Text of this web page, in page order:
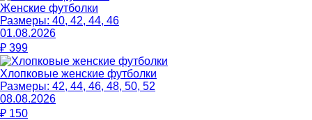
Женские футболки
Размеры: 40, 42, 44, 46
01.08.2026
₽ 399
Хлопковые женские футболки
Размеры: 42, 44, 46, 48, 50, 52
08.08.2026
₽ 150